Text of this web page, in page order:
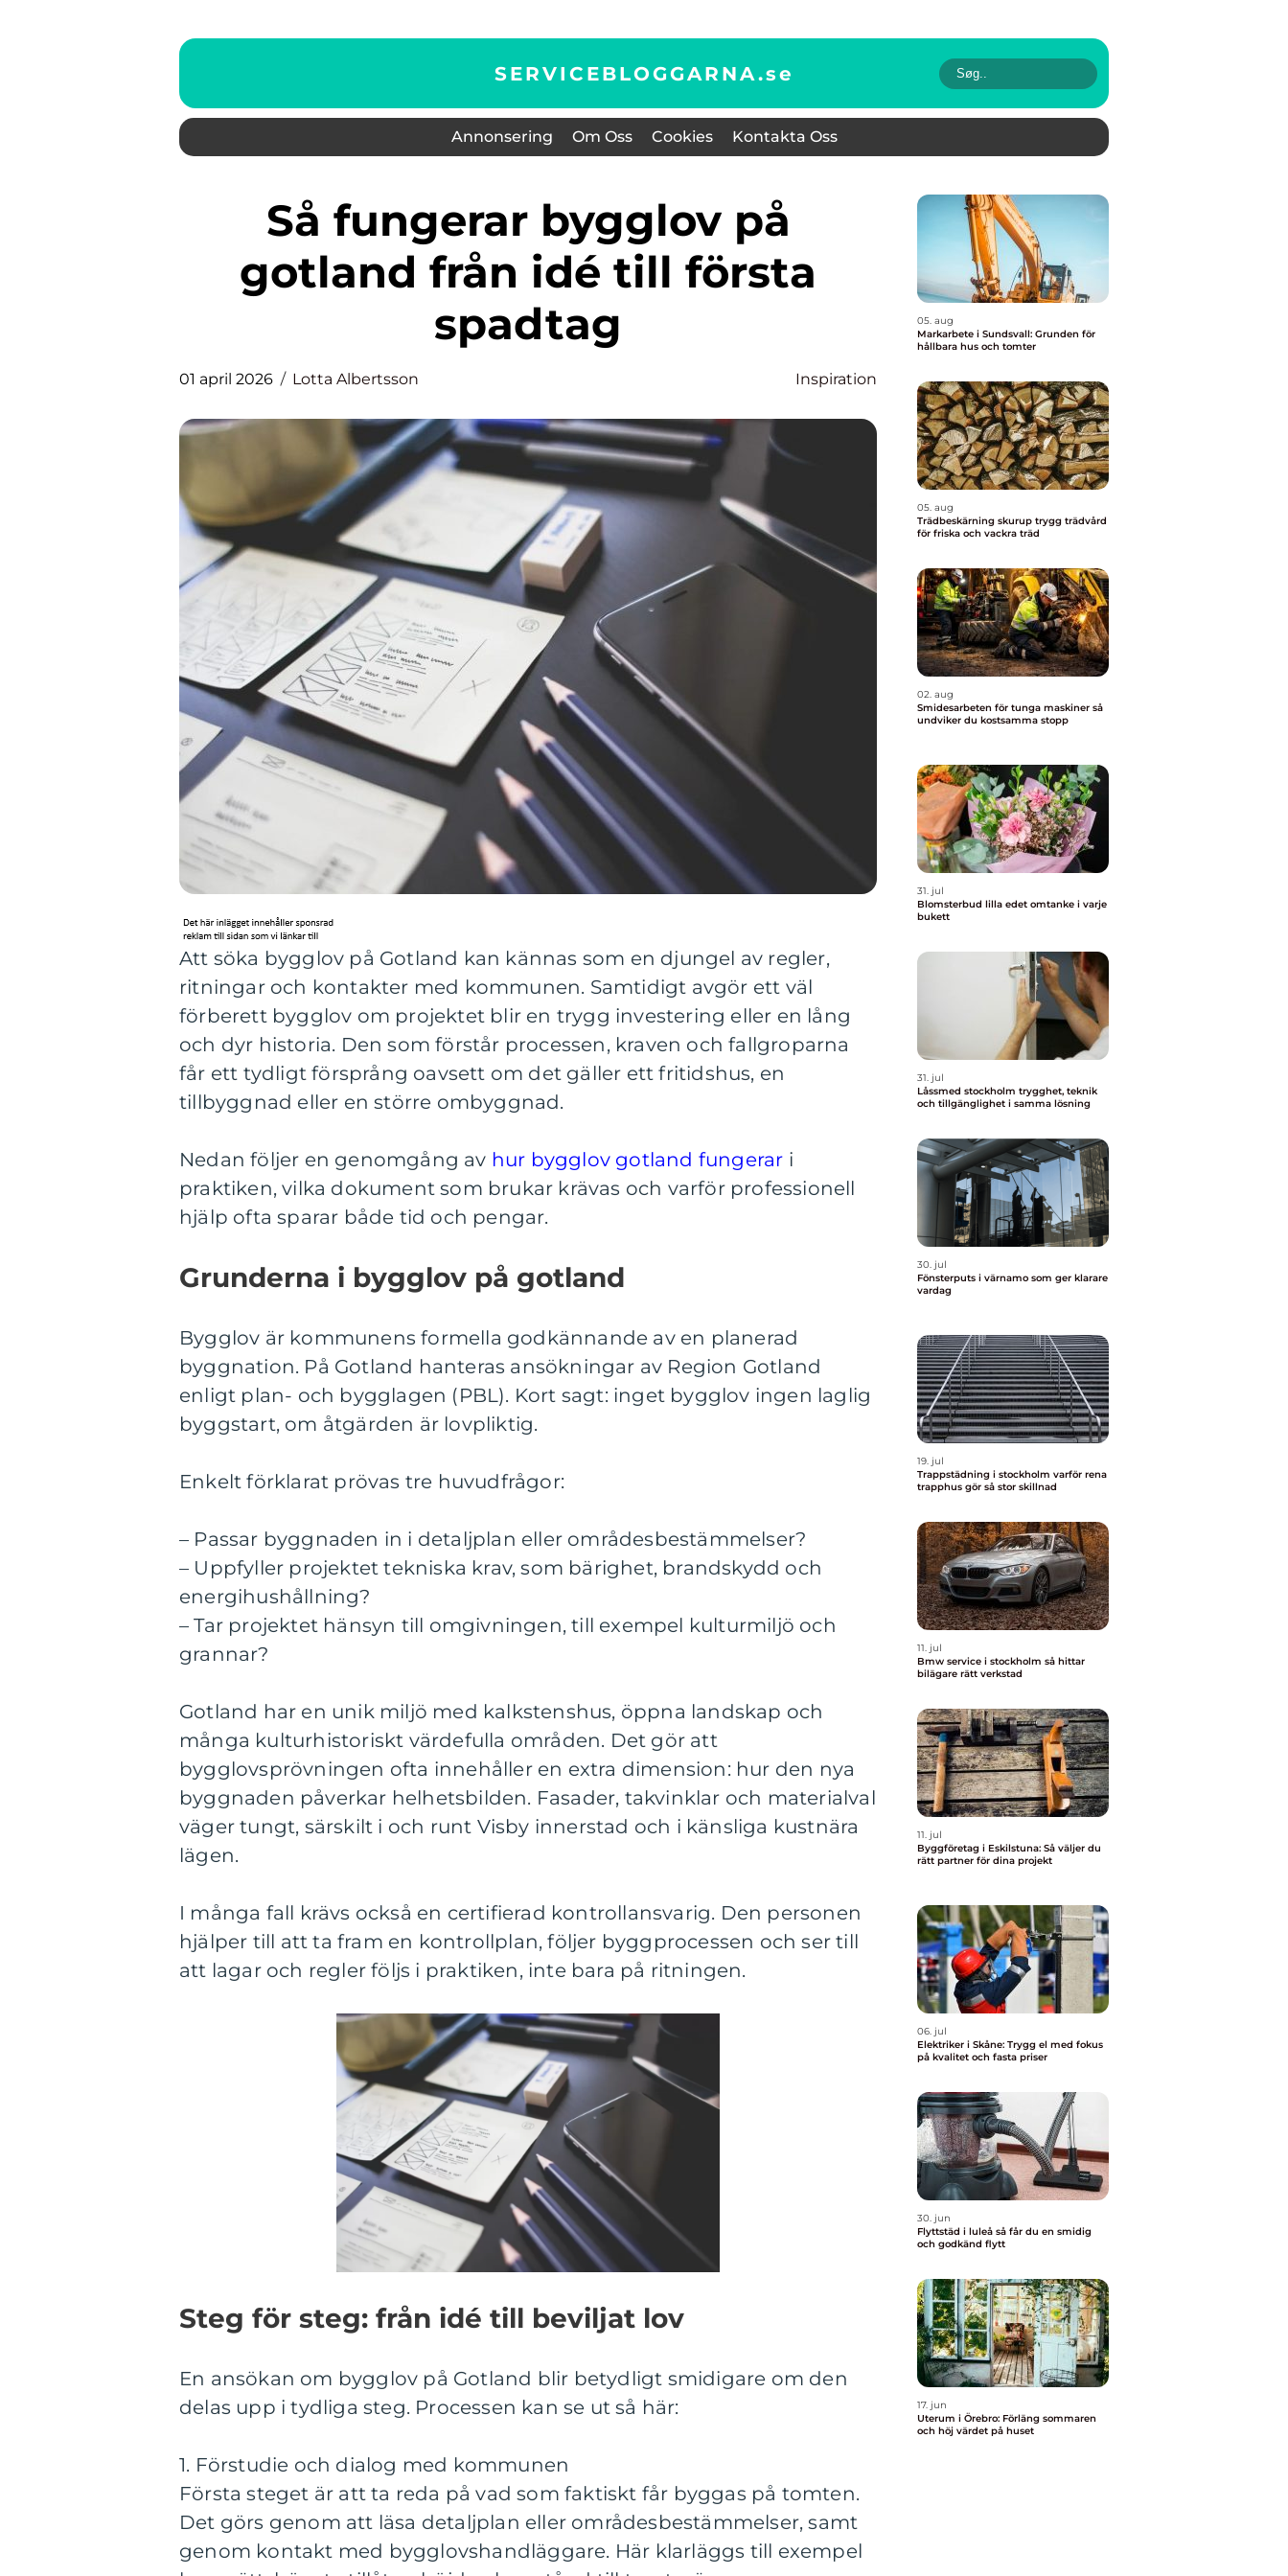
SERVICEBLOGGARNA.se
Annonsering Om Oss Cookies Kontakta Oss
Så fungerar bygglov på
gotland från idé till första
spadtag
01 april 2026 Lotta Albertsson Inspiration
Att söka bygglov på Gotland kan kännas som en djungel av regler,
ritningar och kontakter med kommunen. Samtidigt avgör ett väl
förberett bygglov om projektet blir en trygg investering eller en lång
och dyr historia. Den som förstår processen, kraven och fallgroparna
får ett tydligt försprång oavsett om det gäller ett fritidshus, en
tillbyggnad eller en större ombyggnad.
Nedan följer en genomgång av hur bygglov gotland fungerar i
praktiken, vilka dokument som brukar krävas och varför professionell
hjälp ofta sparar både tid och pengar.
Grunderna i bygglov på gotland
Bygglov är kommunens formella godkännande av en planerad
byggnation. På Gotland hanteras ansökningar av Region Gotland
enligt plan- och bygglagen (PBL). Kort sagt: inget bygglov ingen laglig
byggstart, om åtgärden är lovpliktig.
Enkelt förklarat prövas tre huvudfrågor:
– Passar byggnaden in i detaljplan eller områdesbestämmelser?
– Uppfyller projektet tekniska krav, som bärighet, brandskydd och
energihushållning?
– Tar projektet hänsyn till omgivningen, till exempel kulturmiljö och
grannar?
Gotland har en unik miljö med kalkstenshus, öppna landskap och
många kulturhistoriskt värdefulla områden. Det gör att
bygglovsprövningen ofta innehåller en extra dimension: hur den nya
byggnaden påverkar helhetsbilden. Fasader, takvinklar och materialval
väger tungt, särskilt i och runt Visby innerstad och i känsliga kustnära
lägen.
I många fall krävs också en certifierad kontrollansvarig. Den personen
hjälper till att ta fram en kontrollplan, följer byggprocessen och ser till
att lagar och regler följs i praktiken, inte bara på ritningen.
Steg för steg: från idé till beviljat lov
En ansökan om bygglov på Gotland blir betydligt smidigare om den
delas upp i tydliga steg. Processen kan se ut så här:
1. Förstudie och dialog med kommunen
Första steget är att ta reda på vad som faktiskt får byggas på tomten.
Det görs genom att läsa detaljplan eller områdesbestämmelser, samt
genom kontakt med bygglovshandläggare. Här klarläggs till exempel
05. aug
Markarbete i Sundsvall: Grunden för
hållbara hus och tomter
05. aug
Trädbeskärning skurup trygg trädvård
för friska och vackra träd
02. aug
Smidesarbeten för tunga maskiner så
undviker du kostsamma stopp
31. jul
Blomsterbud lilla edet omtanke i varje
bukett
31. jul
Låssmed stockholm trygghet, teknik
och tillgänglighet i samma lösning
30. jul
Fönsterputs i värnamo som ger klarare
vardag
19. jul
Trappstädning i stockholm varför rena
trapphus gör så stor skillnad
11. jul
Bmw service i stockholm så hittar
bilägare rätt verkstad
11. jul
Byggföretag i Eskilstuna: Så väljer du
rätt partner för dina projekt
06. jul
Elektriker i Skåne: Trygg el med fokus
på kvalitet och fasta priser
30. jun
Flyttstäd i luleå så får du en smidig
och godkänd flytt
17. jun
Uterum i Örebro: Förläng sommaren
och höj värdet på huset